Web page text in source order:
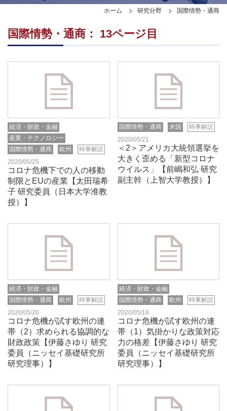
ホーム 研究分野 国際情勢・通商
国際情勢・通商： 13ページ目
経済・財政・金融
産業・テクノロジー
国際情勢・通商
欧州
時事解説
2020/05/25
コロナ危機下での人の移動
制限とEUの産業【太田瑞希
子 研究委員（日本大学准教
授）】
国際情勢・通商 米国
時事解説
2020/05/21
＜2＞アメリカ大統領選挙を
大きく歪める「新型コロナ
ウイルス」【前嶋和弘 研究
副主幹（上智大学教授）】
経済・財政・金融
国際情勢・通商
欧州
時事解説
2020/05/20
コロナ危機が試す欧州の連
帯（2）求められる協調的な
財政政策【伊藤さゆり 研究
委員（ニッセイ基礎研究所
研究理事）】
経済・財政・金融
国際情勢・通商
欧州
時事解説
2020/05/18
コロナ危機が試す欧州の連
帯（1）気掛かりな政策対応
力の格差【伊藤さゆり 研究
委員（ニッセイ基礎研究所
研究理事）】